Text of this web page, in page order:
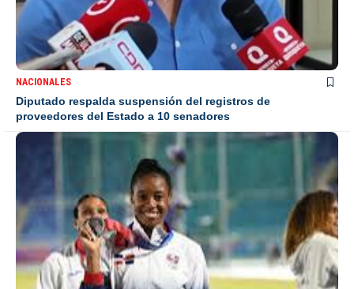
NACIONALES
Diputado respalda suspensión del registros de
proveedores del Estado a 10 senadores